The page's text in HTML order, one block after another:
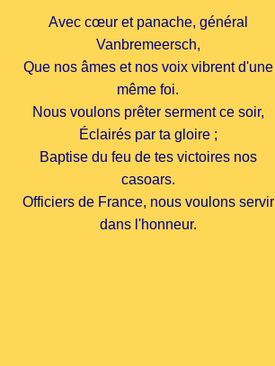
Avec cœur et panache, général
Vanbremeersch,
Que nos âmes et nos voix vibrent d'une
même foi.
Nous voulons prêter serment ce soir,
Éclairés par ta gloire ;
Baptise du feu de tes victoires nos
casoars.
Officiers de France, nous voulons servir
dans l'honneur.